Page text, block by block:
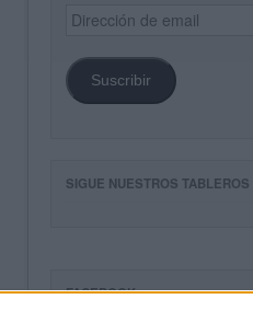
Dirección
de
Suscribir
SIGUE NUESTROS
FACEBOOK